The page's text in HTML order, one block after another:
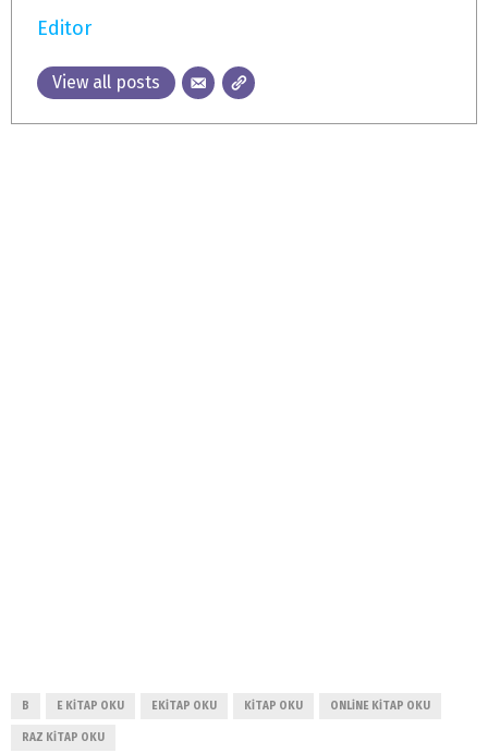
Editor
View all posts
B E KITAP OKU EKITAP OKU KITAP OKU ONLINE KITAP OKU
RAZ KITAP OKU